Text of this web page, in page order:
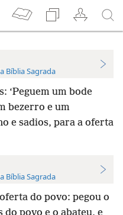
Bíblia Sagrada
‘Peguem um bode
bezerro e um
e sadios, para a oferta
Bíblia Sagrada
do povo: pegou o